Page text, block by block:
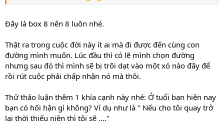
Đây là box 8 nên 8 luôn nhé.
Thật ra trong cuộc đời này ít ai mà đi được đến cùng con
đường mình muốn. Lúc đầu thì có lẽ mình chọn đường
nhưng sau đó thì mình sẽ bị trôi dạt vào một xó nào đấy để
rồi rút cuộc phải chấp nhận nó mà thôi.
Thử thảo luận thêm 1 khía cạnh này nhé: Ở tuổi bạn hiện nay
bạn có hối hận gì không? Ví dụ như là " Nếu cho tôi quay trở
lại thời thiếu niên thì tôi sẽ ...."